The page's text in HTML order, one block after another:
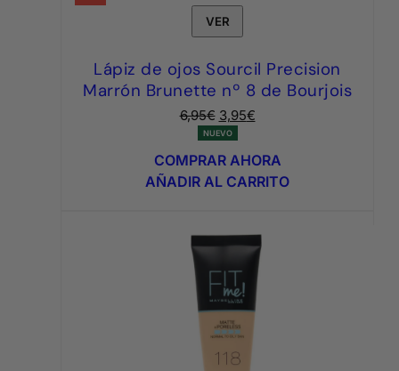
VER
Lápiz de ojos Sourcil Precision
Marrón Brunette nº 8 de Bourjois
6,95€ El
precio
original
era:
6,95€.
3,95€El
actual
es:
3,95€.
NUEVO
COMPRAR AHORA
AÑADIR AL CARRITO